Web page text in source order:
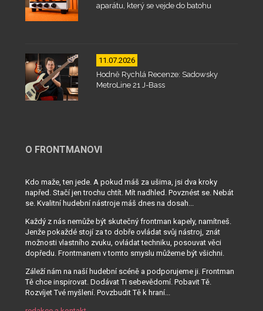
aparátu, který se vejde do batohu
11.07.2026
Hodně Rychlá Recenze: Sadowsky
MetroLine 21 J-Bass
O FRONTMANOVI
Kdo maže, ten jede. A pokud máš za ušima, jsi dva kroky
napřed. Stačí jen trochu chtít. Mít nadhled. Povznést se. Nebát
se. Kvalitní hudební nástroje máš dnes na dosah...
Každý z nás nemůže být skutečný frontman kapely, namítneš.
Jenže pokaždé stojí za to dobře ovládat svůj nástroj, znát
možnosti vlastního zvuku, ovládat techniku, posouvat věci
dopředu. Frontmanem v tomto smyslu můžeme být všichni.
Záleží nám na naší hudební scéně a podporujeme ji. Frontman
Tě chce inspirovat. Dodávat Ti sebevědomí. Pobavit Tě.
Rozvíjet Tvé myšlení. Povzbudit Tě k hraní...